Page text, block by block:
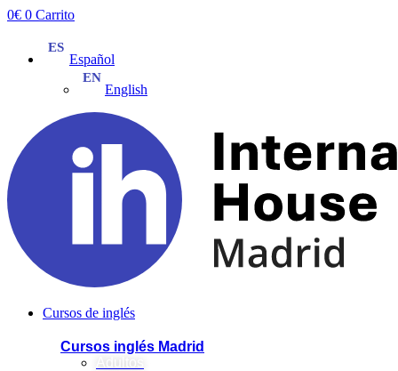
Ir
contenido
0€ 0 Carrito
Español
English
Cursos de inglés
Cursos inglés Madrid
Adultos